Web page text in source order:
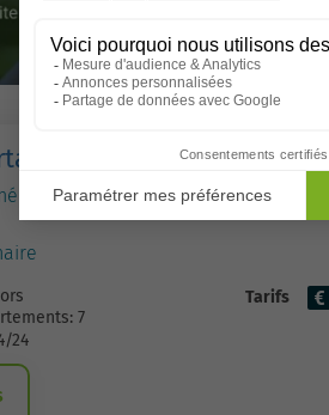
Cosima Lourdes
Baron Marancin
7
24
Tarifs